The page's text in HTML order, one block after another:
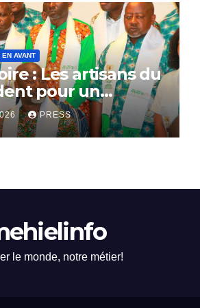
EN AVANT
: Les artisans du
pour un
PRESS
le monde, notre métier!